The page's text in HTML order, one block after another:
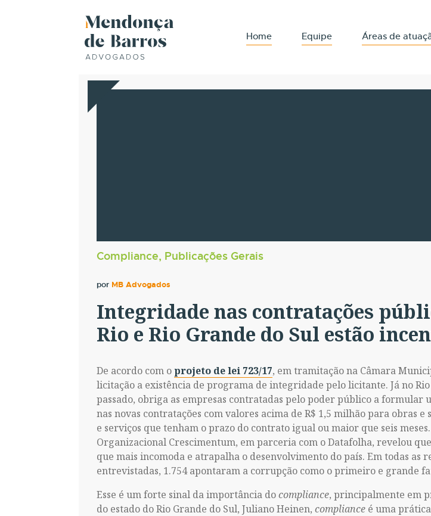
Home Equipe Áreas de
Compliance, Publicações Gerais
por MB Advogados
Integridade nas contratações
Rio e Rio Grande do Sul estão
​De acordo com oprojeto de lei 723/17, em tramitação na Câmara
licitação a existência de programa de integridade pelo licitante. Já no
passado, obriga as empresas contratadas pelo poder público a
nas novas contratações com valores acima de R$ 1,5 milhão para obras
e serviços que tenham o prazo do contrato igual ou maior que seis
Organizacional Crescimentum, em parceria com o Datafolha, revelou
que mais incomoda e atrapalha o desenvolvimento do país. Em todas as
entrevistadas, 1.754 apontaram a corrupção como o primeiro e grande
Esse é um forte sinal da importância docompliance, principalmente em
do estado do Rio Grande do Sul, Juliano Heinen, compliance é uma